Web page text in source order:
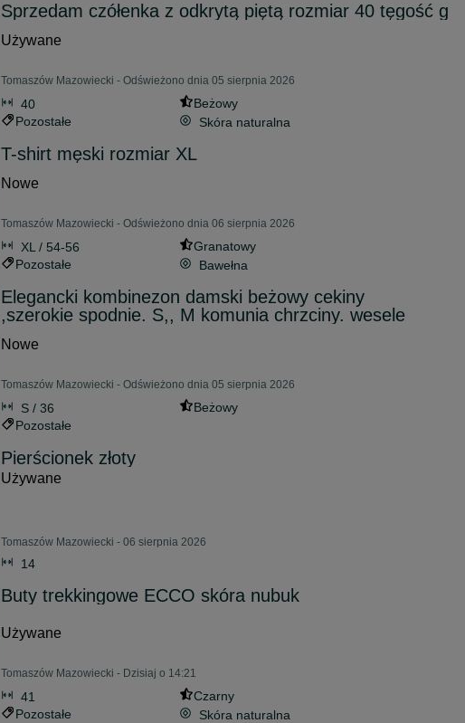
Sprzedam czółenka z odkrytą piętą rozmiar 40 tęgość g
Używane
Tomaszów Mazowiecki - Odświeżono dnia 05 sierpnia 2026
40
Beżowy
Pozostałe
Skóra naturalna
T-shirt męski rozmiar XL
Nowe
Tomaszów Mazowiecki - Odświeżono dnia 06 sierpnia 2026
XL / 54-56
Granatowy
Pozostałe
Bawełna
Elegancki kombinezon damski beżowy cekiny
,szerokie spodnie. S,, M komunia chrzciny. wesele
Nowe
Tomaszów Mazowiecki - Odświeżono dnia 05 sierpnia 2026
S / 36
Beżowy
Pozostałe
Pierścionek złoty
Używane
Tomaszów Mazowiecki - 06 sierpnia 2026
14
Buty trekkingowe ECCO skóra nubuk
Używane
Tomaszów Mazowiecki - Dzisiaj o 14:21
41
Czarny
Pozostałe
Skóra naturalna